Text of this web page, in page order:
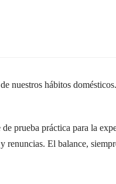
nuestros hábitos
prueba práctica para la
renuncias. El balance,